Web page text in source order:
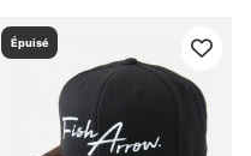
Épuisé